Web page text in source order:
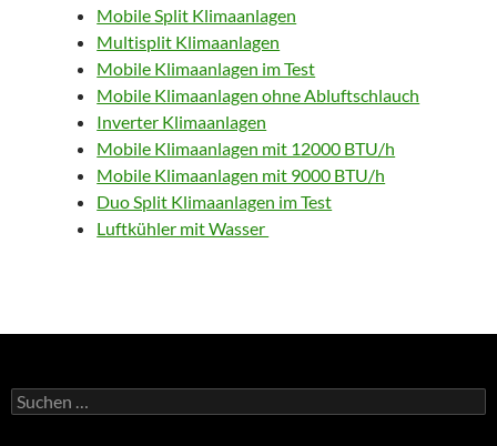
Mobile Split Klimaanlagen
Multisplit Klimaanlagen
Mobile Klimaanlagen im Test
Mobile Klimaanlagen ohne Abluftschlauch
Inverter Klimaanlagen
Mobile Klimaanlagen mit 12000 BTU/h
Mobile Klimaanlagen mit 9000 BTU/h
Duo Split Klimaanlagen im Test
Luftkühler mit Wasser
Suchen
nach: